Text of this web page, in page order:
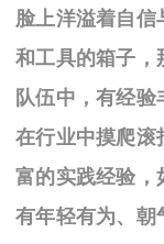
脸上洋溢着自信
和工具的箱子，
队伍中，有经
在行业中摸爬滚
富的实践经验，
有年轻有为、朝